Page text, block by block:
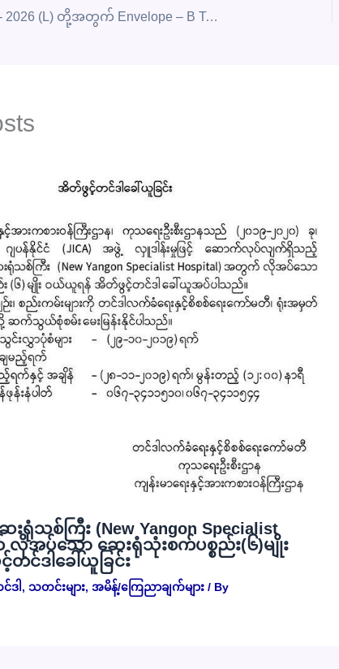
တင်ဒါအမှတ်- 6DMS/ 2025- 2026 (L) တို့အတွက် Envelope – B Technical Specification ဖွင့်ဖောက် စိစစ်ခြင်းနှင့် Envelope – A (ဈေးနှုန်း) စာအိတ် ဖွင့်ဖောက်စိစစ်ခြင်း အစည်းအဝေးပွဲ ဖိတ်ကြားခြင်း
သစ်ကြီး (New Yangon Specialist
အပ်သော ဆေးရုံသုံးစက်ပစ္စည်း(၆)မျိုး
ဒါခေါ်ယူခြင်း
ဒါ , သတင်းများ, အမိန့်/ကြေညာချက်များ / By